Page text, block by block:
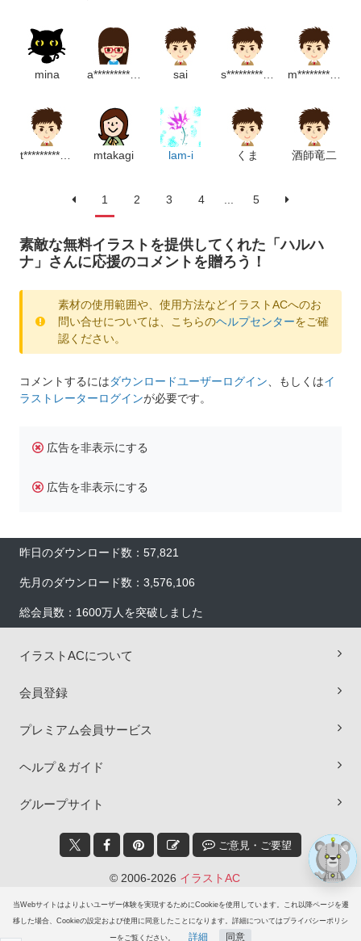
当Webサイトはよりよいユーザー体験を実現するためにCookieを使用しています。これ以降ページを遷
移した場合、Cookieの設定および使用に同意したことになります。詳細についてはプライバシーポリシ
ーをご覧ください。 詳細 同意
mina a**********************p sai s********************p m*********************m
t******************m mtakagi lam-i くま 酒師竜二
1 2 3 4 5
素敵な無料イラストを提供してくれた「ハルハ
ナ」さんに応援のコメントを贈ろう！
素材の使用範囲や、使用方法などイラストACへのお
問い合せについては、こちらのヘルプセンターをご確
認ください。
コメントするにはダウンロードユーザーログイン 、もしくはイ
ラストレーターログインが必要です。
広告を非表示にする
広告を非表示にする
昨日のダウンロード数：57,821
先月のダウンロード数：3,576,106
総会員数：1600万人を突破しました
イラストACについて
会員登録
プレミアム会員サービス
ヘルプ＆ガイド
グループサイト
ご意見・ご要望
© 2006-2026 イラストAC